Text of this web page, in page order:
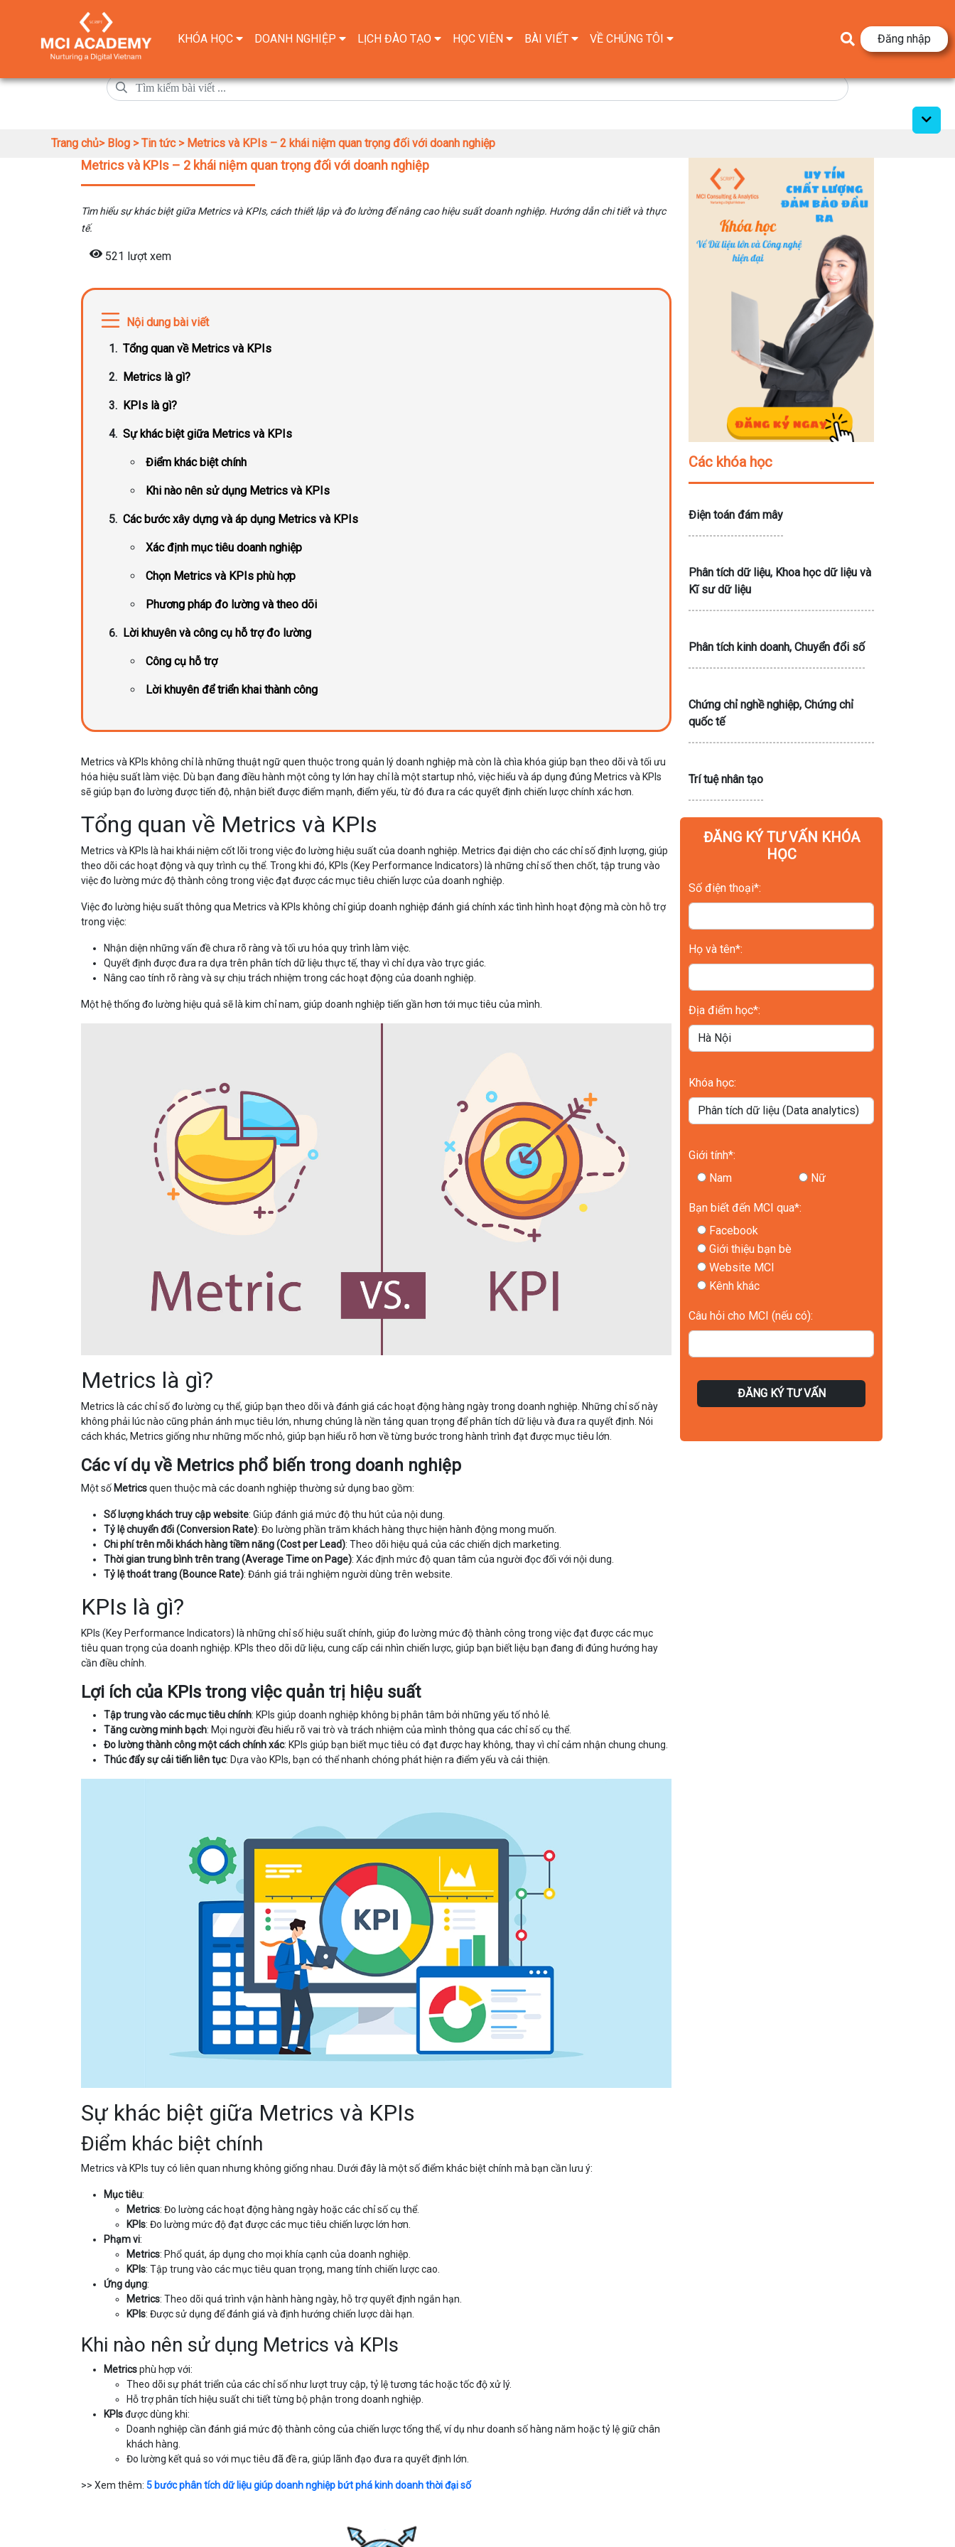
KHÓA HỌC DOANH NGHIỆP LỊCH ĐÀO TẠO HỌC VIÊN BÀI VIẾT VỀ CHÚNG TÔI Đăng nhập
Trang chủ> Blog >Tin tức > Metrics và KPIs – 2 khái niệm quan trọng đối với doanh nghiệp
Metrics và KPIs – 2 khái niệm quan trọng đối với doanh nghiệp
Tìm hiểu sự khác biệt giữa Metrics và KPIs, cách thiết lập và đo lường để nâng cao hiệu suất doanh nghiệp. Hướng dẫn chi tiết và thực
tế.
521 lượt xem
Nội dung bài viết
Tổng quan về Metrics và KPIs
Metrics là gì?
KPIs là gì?
Sự khác biệt giữa Metrics và KPIs
Điểm khác biệt chính
Khi nào nên sử dụng Metrics và KPIs
Các bước xây dựng và áp dụng Metrics và KPIs
Xác định mục tiêu doanh nghiệp
Chọn Metrics và KPIs phù hợp
Phương pháp đo lường và theo dõi
Lời khuyên và công cụ hỗ trợ đo lường
Công cụ hỗ trợ
Lời khuyên để triển khai thành công
Metrics và KPIs không chỉ là những thuật ngữ quen thuộc trong quản lý doanh nghiệp mà còn là chìa khóa giúp bạn theo dõi và tối ưu
hóa hiệu suất làm việc. Dù bạn đang điều hành một công ty lớn hay chỉ là một startup nhỏ, việc hiểu và áp dụng đúng Metrics và KPIs
sẽ giúp bạn đo lường được tiến độ, nhận biết được điểm mạnh, điểm yếu, từ đó đưa ra các quyết định chiến lược chính xác hơn.
Tổng quan về Metrics và KPIs
Metrics và KPIs là hai khái niệm cốt lõi trong việc đo lường hiệu suất của doanh nghiệp. Metrics đại diện cho các chỉ số định lượng, giúp
theo dõi các hoạt động và quy trình cụ thể. Trong khi đó, KPIs (Key Performance Indicators) là những chỉ số then chốt, tập trung vào
việc đo lường mức độ thành công trong việc đạt được các mục tiêu chiến lược của doanh nghiệp.
Việc đo lường hiệu suất thông qua Metrics và KPIs không chỉ giúp doanh nghiệp đánh giá chính xác tình hình hoạt động mà còn hỗ trợ
trong việc:
Nhận diện những vấn đề chưa rõ ràng và tối ưu hóa quy trình làm việc.
Quyết định được đưa ra dựa trên phân tích dữ liệu thực tế, thay vì chỉ dựa vào trực giác.
Nâng cao tính rõ ràng và sự chịu trách nhiệm trong các hoạt động của doanh nghiệp.
Một hệ thống đo lường hiệu quả sẽ là kim chỉ nam, giúp doanh nghiệp tiến gần hơn tới mục tiêu của mình.
Metrics là gì?
Metrics là các chỉ số đo lường cụ thể, giúp bạn theo dõi và đánh giá các hoạt động hàng ngày trong doanh nghiệp. Những chỉ số này
không phải lúc nào cũng phản ánh mục tiêu lớn, nhưng chúng là nền tảng quan trọng để phân tích dữ liệu và đưa ra quyết định. Nói
cách khác, Metrics giống như những mốc nhỏ, giúp bạn hiểu rõ hơn về từng bước trong hành trình đạt được mục tiêu lớn.
Các ví dụ về Metrics phổ biến trong doanh nghiệp
Một số Metricsquen thuộc mà các doanh nghiệp thường sử dụng bao gồm:
Số lượng khách truy cập website: Giúp đánh giá mức độ thu hút của nội dung.
Tỷ lệ chuyển đổi (Conversion Rate): Đo lường phần trăm khách hàng thực hiện hành động mong muốn.
Chi phí trên mỗi khách hàng tiềm năng (Cost per Lead): Theo dõi hiệu quả của các chiến dịch marketing.
Thời gian trung bình trên trang (Average Time on Page): Xác định mức độ quan tâm của người đọc đối với nội dung.
Tỷ lệ thoát trang (Bounce Rate): Đánh giá trải nghiệm người dùng trên website.
KPIs là gì?
KPIs (Key Performance Indicators) là những chỉ số hiệu suất chính, giúp đo lường mức độ thành công trong việc đạt được các mục
tiêu quan trọng của doanh nghiệp. KPIs theo dõi dữ liệu, cung cấp cái nhìn chiến lược, giúp bạn biết liệu bạn đang đi đúng hướng hay
cần điều chỉnh.
Lợi ích của KPIs trong việc quản trị hiệu suất
Tập trung vào các mục tiêu chính: KPIs giúp doanh nghiệp không bị phân tâm bởi những yếu tố nhỏ lẻ.
Tăng cường minh bạch: Mọi người đều hiểu rõ vai trò và trách nhiệm của mình thông qua các chỉ số cụ thể.
Đo lường thành công một cách chính xác: KPIs giúp bạn biết mục tiêu có đạt được hay không, thay vì chỉ cảm nhận chung chung.
Thúc đẩy sự cải tiến liên tục: Dựa vào KPIs, bạn có thể nhanh chóng phát hiện ra điểm yếu và cải thiện.
Sự khác biệt giữa Metrics và KPIs
Điểm khác biệt chính
Metrics và KPIs tuy có liên quan nhưng không giống nhau. Dưới đây là một số điểm khác biệt chính mà bạn cần lưu ý:
Mục tiêu:
Metrics: Đo lường các hoạt động hàng ngày hoặc các chỉ số cụ thể.
KPIs: Đo lường mức độ đạt được các mục tiêu chiến lược lớn hơn.
Phạm vi:
Metrics: Phổ quát, áp dụng cho mọi khía cạnh của doanh nghiệp.
KPIs: Tập trung vào các mục tiêu quan trọng, mang tính chiến lược cao.
Ứng dụng:
Metrics: Theo dõi quá trình vận hành hàng ngày, hỗ trợ quyết định ngắn hạn.
KPIs: Được sử dụng để đánh giá và định hướng chiến lược dài hạn.
Khi nào nên sử dụng Metrics và KPIs
Metricsphù hợp với:
Theo dõi sự phát triển của các chỉ số như lượt truy cập, tỷ lệ tương tác hoặc tốc độ xử lý.
Hỗ trợ phân tích hiệu suất chi tiết từng bộ phận trong doanh nghiệp.
KPIsđược dùng khi:
Doanh nghiệp cần đánh giá mức độ thành công của chiến lược tổng thể, ví dụ như doanh số hàng năm hoặc tỷ lệ giữ chân
khách hàng.
Đo lường kết quả so với mục tiêu đã đề ra, giúp lãnh đạo đưa ra quyết định lớn.
>> Xem thêm: 5 bước phân tích dữ liệu giúp doanh nghiệp bứt phá kinh doanh thời đại số
Các khóa học
Điện toán đám mây
Phân tích dữ liệu, Khoa học dữ liệu và
Kĩ sư dữ liệu
Phân tích kinh doanh, Chuyển đổi số
Chứng chỉ nghề nghiệp, Chứng chỉ
quốc tế
Trí tuệ nhân tạo
ĐĂNG KÝ TƯ VẤN KHÓA
HỌC
Số điện thoại*:
Họ và tên*:
Địa điểm học*:
Khóa học:
Giới tính*:
Nam
Nữ
Bạn biết đến MCI qua*:
Facebook
Giới thiệu bạn bè
Website MCI
Kênh khác
Câu hỏi cho MCI (nếu có):
ĐĂNG KÝ TƯ VẤN